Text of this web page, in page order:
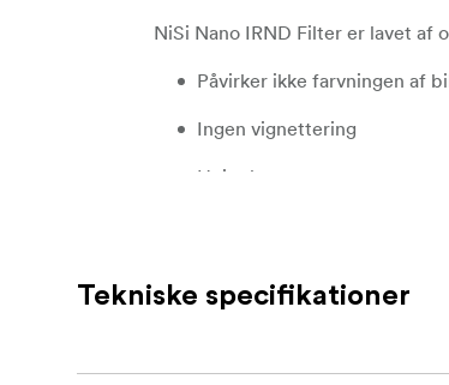
NiSi Nano IRND Filter er lavet af
Påvirker ikke farvningen af
Ingen vignettering
Højopløst
Tekniske specifikationer